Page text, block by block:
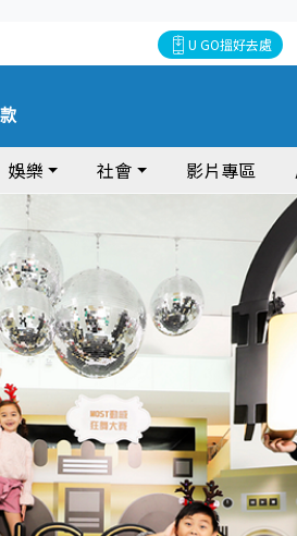
U GO搵好去處
娛樂 社會 影片專區